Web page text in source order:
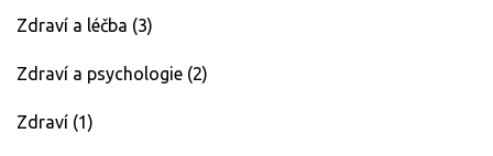
Zdraví a léčba (3)
Zdraví a psychologie (2)
Zdraví (1)